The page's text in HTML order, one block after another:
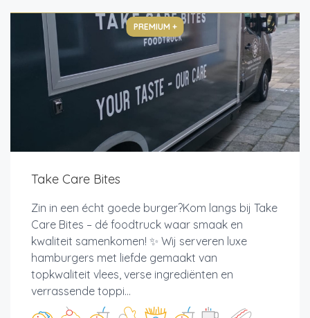
PREMIUM +
Take Care Bites
Zin in een écht goede burger?Kom langs bij Take
Care Bites – dé foodtruck waar smaak en
kwaliteit samenkomen! ✨ Wij serveren luxe
hamburgers met liefde gemaakt van
topkwaliteit vlees, verse ingrediënten en
verrassende toppi...